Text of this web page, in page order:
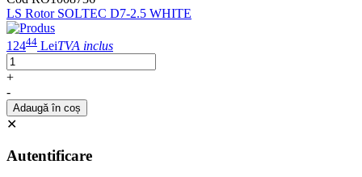
LS Rotor SOLTEC D7-2.5 WHITE
12444 LeiTVA inclus
+
-
Adaugă în coș
✕
Autentificare